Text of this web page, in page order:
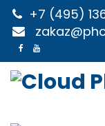
+7 (495)